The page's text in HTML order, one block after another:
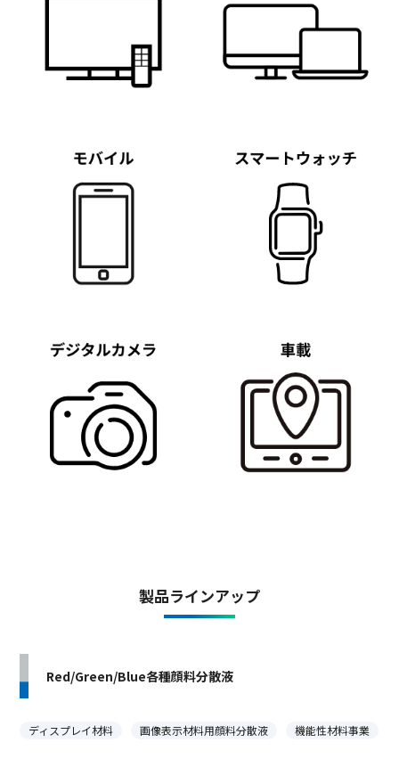
製品ラインアップ
Red/Green/Blue各種顔料分散液
ディスプレイ材料 画像表示材料用顔料分散液 機能性材料事業